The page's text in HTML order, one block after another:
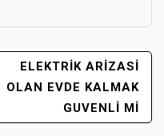
ELEKTRIK ARIZASI
OLAN EVDE KALMAK
GUVENLI MI